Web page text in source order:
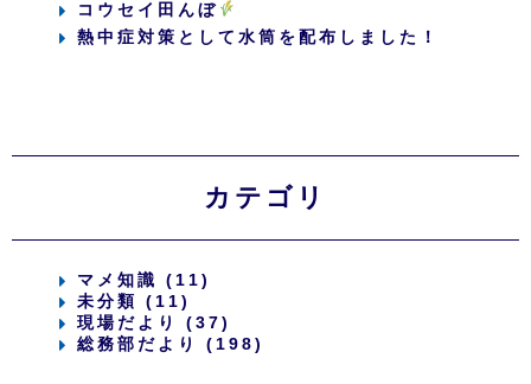
コウセイ田んぼ
熱中症対策として水筒を配布しました！
カテゴリ
マメ知識 (11)
未分類 (11)
現場だより (37)
総務部だより (198)